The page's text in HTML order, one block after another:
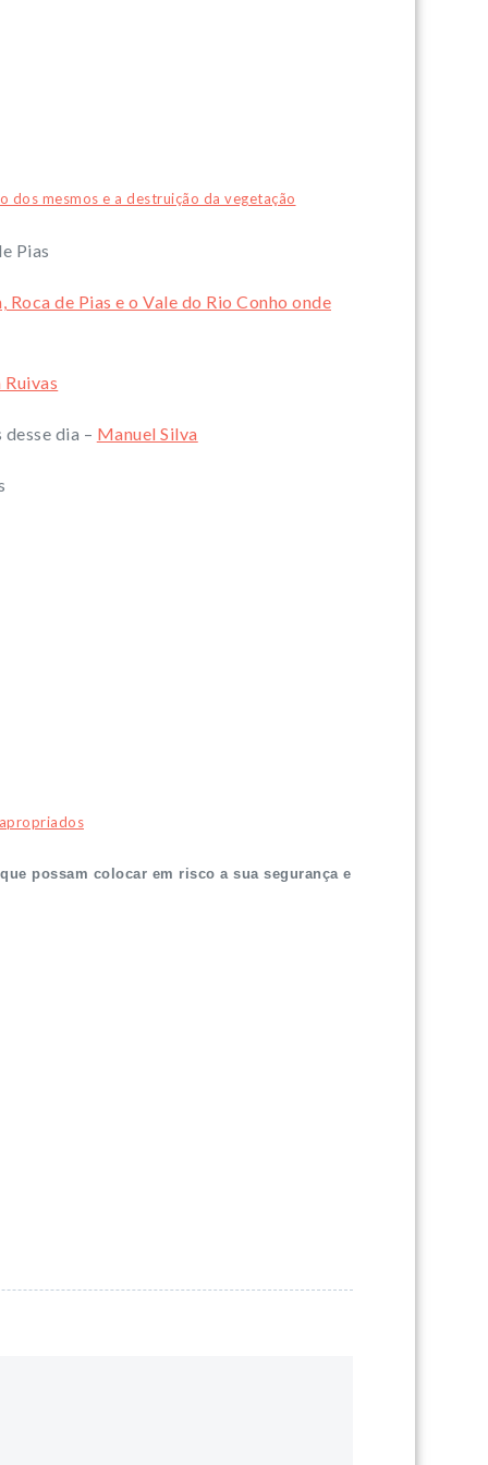
dos mesmos e a destruição da vegetação
Pias
de Pias e o Vale do Rio Conho onde
dia – Manuel Silva
possam colocar em risco a sua segurança e